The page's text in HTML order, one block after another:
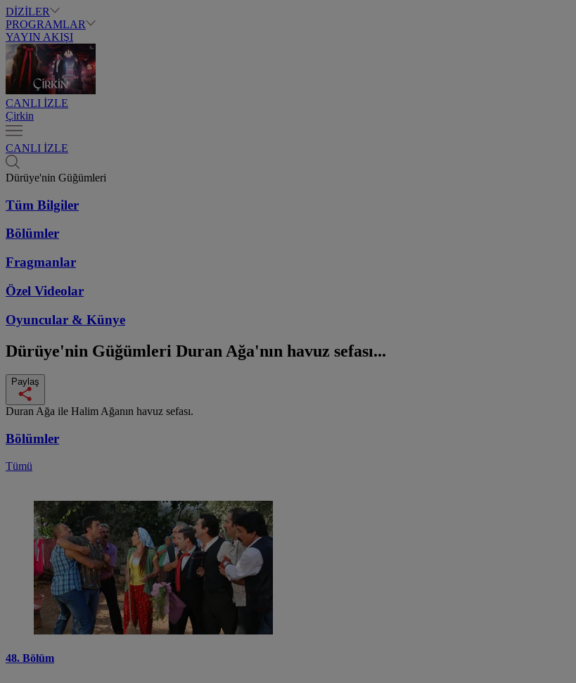
DİZİLER
PROGRAMLAR
YAYIN AKIŞI
CANLI İZLE
Çirkin
CANLI İZLE
Dürüye'nin Güğümleri
Tüm Bilgiler
Bölümler
Fragmanlar
Özel Videolar
Oyuncular & Künye
Dürüye'nin Güğümleri Duran Ağa'nın havuz sefası...
Paylaş
Duran Ağa ile Halim Ağanın havuz sefası.
Bölümler
Tümü
48. Bölüm